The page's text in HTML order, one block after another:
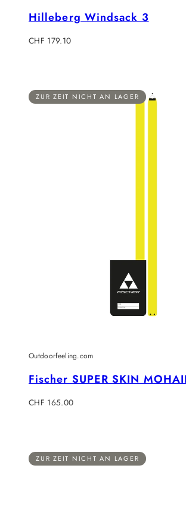
Hilleberg Windsack 3
Verkaufspreis
CHF 179.10
ZUR ZEIT NICHT AN LAGER
Outdoorfeeling.com
Fischer SUPER SKIN
Regulärer
CHF 165.00
ZUR ZEIT NICHT AN LAGER